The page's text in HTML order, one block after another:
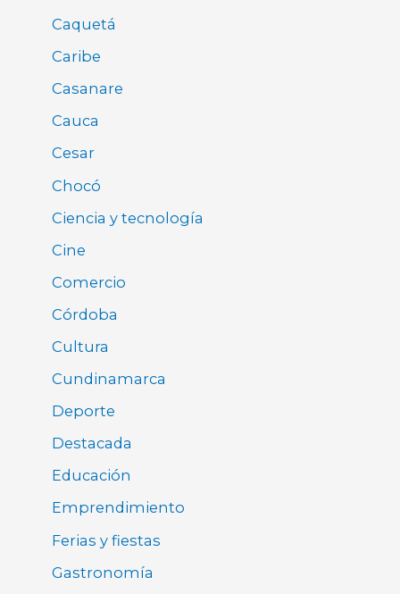
Caquetá
Caribe
Casanare
Cauca
Cesar
Chocó
Ciencia y tecnología
Cine
Comercio
Córdoba
Cultura
Cundinamarca
Deporte
Destacada
Educación
Emprendimiento
Ferias y fiestas
Gastronomía